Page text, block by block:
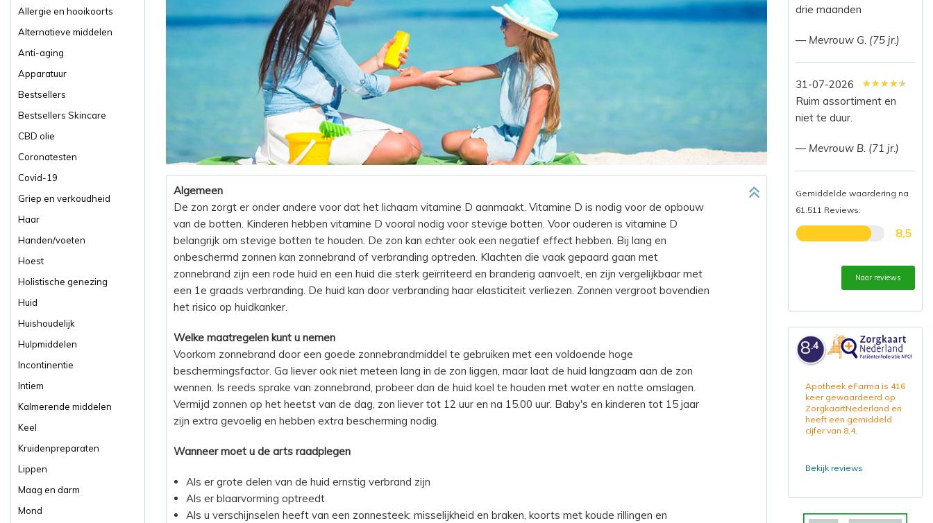
Allergie en hooikoorts
Alternatieve middelen
Anti-aging
Apparatuur
Bestsellers
Bestsellers Skincare
CBD olie
Coronatesten
Covid-19
Griep en verkoudheid
Haar
Handen/voeten
Hoest
Holistische genezing
Huid
Huishoudelijk
Hulpmiddelen
Incontinentie
Intiem
Kalmerende middelen
Keel
Kruidenpreparaten
Lippen
Maag en darm
Mond
Algemeen
De zon zorgt er onder andere voor dat het lichaam vitamine D aanmaakt. Vitamine D is nodig voor de opbouw
van de botten. Kinderen hebben vitamine D vooral nodig voor stevige botten. Voor ouderen is vitamine D
belangrijk om stevige botten te houden. De zon kan echter ook een negatief effect hebben. Bij lang en
onbeschermd zonnen kan zonnebrand of verbranding optreden. Klachten die vaak gepaard gaan met
zonnebrand zijn een rode huid en een huid die sterk geïrriteerd en branderig aanvoelt, en zijn vergelijkbaar met
een 1e graads verbranding. De huid kan door verbranding haar elasticiteit verliezen. Zonnen vergroot bovendien
het risico op huidkanker.
Welke maatregelen kunt u nemen
Voorkom zonnebrand door een goede zonnebrandmiddel te gebruiken met een voldoende hoge
beschermingsfactor. Ga liever ook niet meteen lang in de zon liggen, maar laat de huid langzaam aan de zon
wennen. Is reeds sprake van zonnebrand, probeer dan de huid koel te houden met water en natte omslagen.
Vermijd zonnen op het heetst van de dag, zon liever tot 12 uur en na 15.00 uur. Baby's en kinderen tot 15 jaar
zijn extra gevoelig en hebben extra bescherming nodig.
Wanneer moet u de arts raadplegen
Als er grote delen van de huid ernstig verbrand zijn
Als er blaarvorming optreedt
Als u verschijnselen heeft van een zonnesteek: misselijkheid en braken, koorts met koude rillingen en
drie maanden
— Mevrouw G. (75 jr.)
31-07-2026 ★★★★★
★★★★★
★★★★★
Ruim assortiment en
niet te duur.
— Mevrouw B. (71 jr.)
Gemiddelde waardering na
61.511 Reviews:
8,5
Naar reviews
8.4
Apotheek eFarma is 416
keer gewaardeerd op
ZorgkaartNederland en
heeft een gemiddeld
cijfer van 8,4.
Bekijk reviews